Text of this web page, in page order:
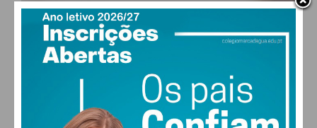
PAÇOS DE FERREIRA
26°
clear sky
MAX 26 • MIN 26